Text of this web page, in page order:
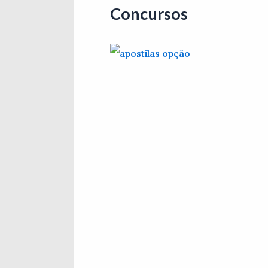
Concursos